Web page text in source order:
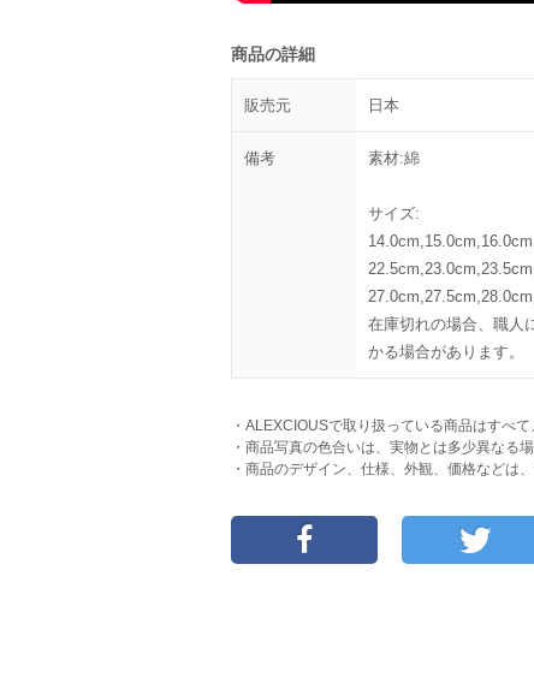
商品の詳細
販売元 日本
備考 素材:綿
サイズ:
在庫切れの場合、職人
かる場合があります。
・ALEXCIOUSで取り扱っている商品はすべ
・商品写真の色合いは、実物とは多少異なる
・商品のデザイン、仕様、外観、価格などは